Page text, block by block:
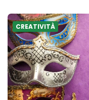
CREATIVITÀ